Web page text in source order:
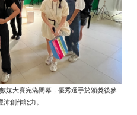
媒大賽完滿閉幕，優秀選手於頒獎後參
創作能力。